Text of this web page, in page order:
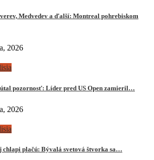
Medvedev a ďalší: Montreal pohrebiskom
2026
pozornosť: Líder pred US Open zamieril…
2026
chlapi plačú: Bývalá svetová štvorka sa…